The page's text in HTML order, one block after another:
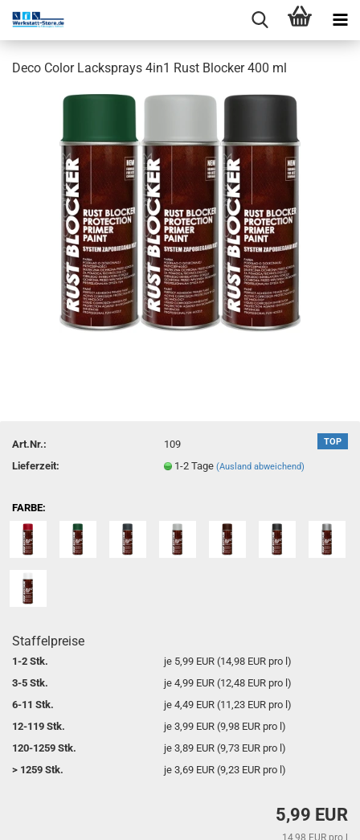
Deco Color Lacksprays 4in1 Rust Blocker 400 ml
TOP
Art.Nr.:
109
Lieferzeit:
1-2 Tage(Ausland abweichend)
FARBE:
Staffelpreise
1-2 Stk.
je 5,99 EUR (14,98 EUR pro l)
3-5 Stk.
je 4,99 EUR (12,48 EUR pro l)
6-11 Stk.
je 4,49 EUR (11,23 EUR pro l)
12-119 Stk.
je 3,99 EUR (9,98 EUR pro l)
120-1259 Stk.
je 3,89 EUR (9,73 EUR pro l)
> 1259 Stk.
je 3,69 EUR (9,23 EUR pro l)
5,99 EUR
14,98 EUR pro l